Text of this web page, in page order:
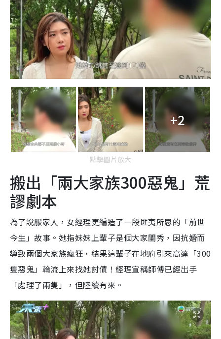
+2
點擊圖片放大
搬出「兩大家族300惡鬼」荒
謬劇本
為了說服家人，女經理更編造了一段匪夷所思的「前世
今生」故事。她指妹妹上輩子是個大家閨秀，因抗婚而
導致兩個大家族瘋狂，結果這輩子在地府引來高達「300
隻惡鬼」輪流上來找她討債！經理宣稱師傅已經出手
「處理了兩隻」，但陸續有來。